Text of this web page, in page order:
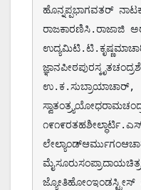
ಹೊನ್ನಪ್ಪಭಾಗವತರ್
ರಾಜಕಾರಣಿಸಿ.ರಾಜಾಜಿ
ಉ.ಕ.ಸುಬ್ರಾಯಾಚಾರ್,